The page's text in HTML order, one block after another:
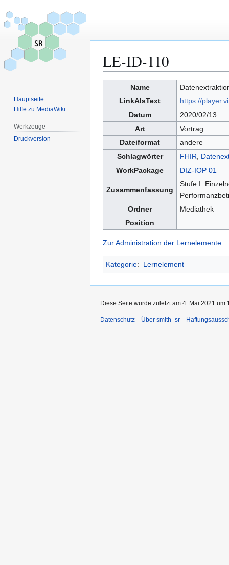
LE-ID-110
Navigation
springen
Suche
springen
Name
LinkAlsText
https://
Datum
2020/02/13
Art
Vortrag
Dateiformat
andere
Schlagwörter
FHIR,
WorkPackage
DIZ-IOP 01
Zusammenfassung
Stufe I:
Ordner
Mediathek
Position
Zur Administration der Lernelemente
Kategorie: Lernelement
Hauptseite
Hilfe zu MediaWiki
Werkzeuge
Druckversion
Diese Seite wurde zuletzt am 4. Mai 2021 um
Datenschutz Über smith_sr